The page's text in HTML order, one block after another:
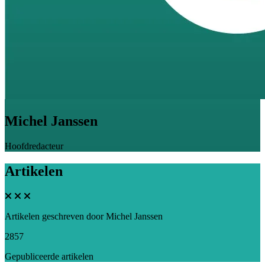
Michel Janssen
Hoofdredacteur
Artikelen
Artikelen geschreven door Michel Janssen
2857
Gepubliceerde artikelen